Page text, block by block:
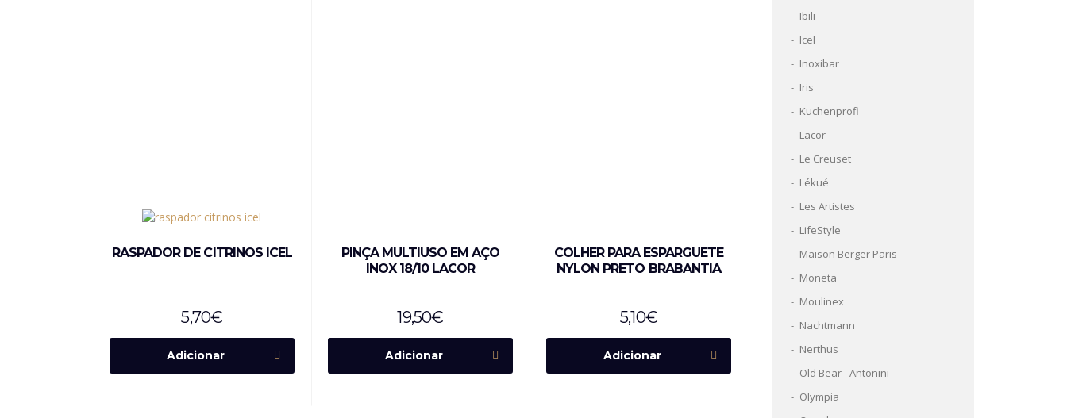
RASPADOR DE CITRINOS ICEL
5,70€
Adicionar
PINÇA MULTIUSO EM AÇO
INOX 18/10 LACOR
19,50€
Adicionar
COLHER PARA ESPARGUETE
NYLON PRETO BRABANTIA
5,10€
Adicionar
Ibili
Icel
Inoxibar
Iris
Kuchenprofi
Lacor
Le Creuset
Lékué
Les Artistes
LifeStyle
Maison Berger Paris
Moneta
Moulinex
Nachtmann
Nerthus
Old Bear - Antonini
Olympia